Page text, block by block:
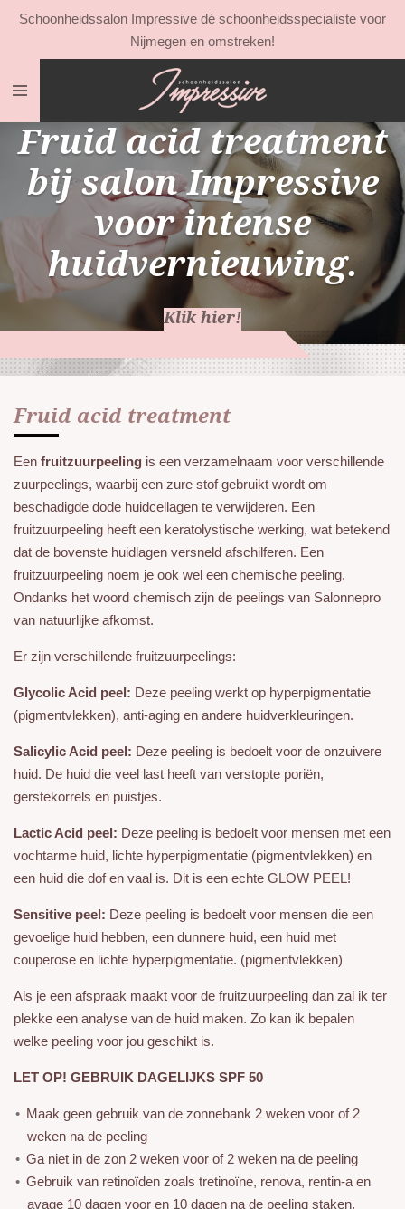
Ga
de
Schoonheidssalon Impressive dé schoonheidsspecialiste voor
Nijmegen en omstreken!
Fruid acid treatment
bij salon Impressive
voor intense
huidvernieuwing.
Klik hier!
Fruid acid treatment
Een fruitzuurpeeling is een verzamelnaam voor verschillende
zuurpeelings, waarbij een zure stof gebruikt wordt om
beschadigde dode huidcellagen te verwijderen. Een
fruitzuurpeeling heeft een keratolystische werking, wat betekend
dat de bovenste huidlagen versneld afschilferen. Een
fruitzuurpeeling noem je ook wel een chemische peeling.
Ondanks het woord chemisch zijn de peelings van Salonnepro
van natuurlijke afkomst.
Er zijn verschillende fruitzuurpeelings:
Glycolic Acid peel: Deze peeling werkt op hyperpigmentatie
(pigmentvlekken), anti-aging en andere huidverkleuringen.
Salicylic Acid peel: Deze peeling is bedoelt voor de onzuivere
huid. De huid die veel last heeft van verstopte poriën,
gerstekorrels en puistjes.
Lactic Acid peel: Deze peeling is bedoelt voor mensen met een
vochtarme huid, lichte hyperpigmentatie (pigmentvlekken) en
een huid die dof en vaal is. Dit is een echte GLOW PEEL!
Sensitive peel: Deze peeling is bedoelt voor mensen die een
gevoelige huid hebben, een dunnere huid, een huid met
couperose en lichte hyperpigmentatie. (pigmentvlekken)
Als je een afspraak maakt voor de fruitzuurpeeling dan zal ik ter
plekke een analyse van de huid maken. Zo kan ik bepalen
welke peeling voor jou geschikt is.
LET OP! GEBRUIK DAGELIJKS SPF 50
Maak geen gebruik van de zonnebank 2 weken voor of 2
weken na de peeling
Ga niet in de zon 2 weken voor of 2 weken na de peeling
Gebruik van retinoïden zoals tretinoïne, renova, rentin-a en
avage 10 dagen voor en 10 dagen na de peeling staken.